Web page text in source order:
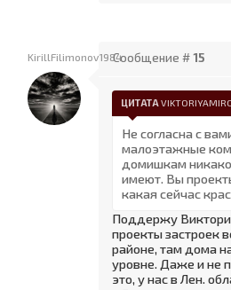
KirillFilimonov1984Сообщение #15
ЦИТАТА
Не согласна с
малоэтажные
домишкам
имеют. Вы
какая сейчас
Поддержу
проекты застроек
районе, там дома
уровне. Даже и не
это, у нас в Лен.